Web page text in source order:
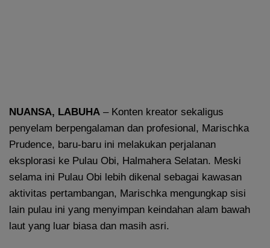
NUANSA, LABUHA – Konten kreator sekaligus
penyelam berpengalaman dan profesional, Marischka
Prudence, baru-baru ini melakukan perjalanan
eksplorasi ke Pulau Obi, Halmahera Selatan. Meski
selama ini Pulau Obi lebih dikenal sebagai kawasan
aktivitas pertambangan, Marischka mengungkap sisi
lain pulau ini yang menyimpan keindahan alam bawah
laut yang luar biasa dan masih asri.